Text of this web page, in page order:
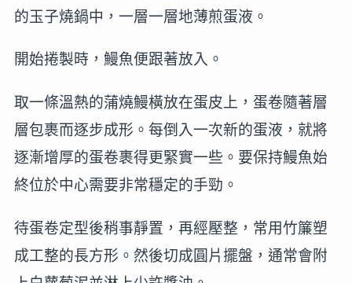
的玉子燒鍋中，一層一層地薄煎蛋液。
開始捲製時，鰻魚便跟著放入。
取一條溫熱的蒲燒鰻橫放在蛋皮上，蛋卷隨著層
層包裹而逐步成形。每倒入一次新的蛋液，就將
逐漸增厚的蛋卷裹得更緊實一些。要保持鰻魚始
終位於中心需要非常穩定的手勁。
待蛋卷定型後稍事靜置，再經壓整，常用竹簾塑
成工整的長方形。然後切成圓片擺盤，通常會附